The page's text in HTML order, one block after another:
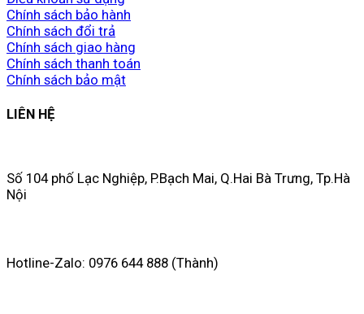
Chính sách bảo hành
Chính sách đổi trả
Chính sách giao hàng
Chính sách thanh toán
Chính sách bảo mật
LIÊN HỆ
Số 104 phố Lạc Nghiệp, P.Bạch Mai, Q.Hai Bà Trưng, Tp.Hà
Nội
Hotline-Zalo: 0976 644 888 (Thành)